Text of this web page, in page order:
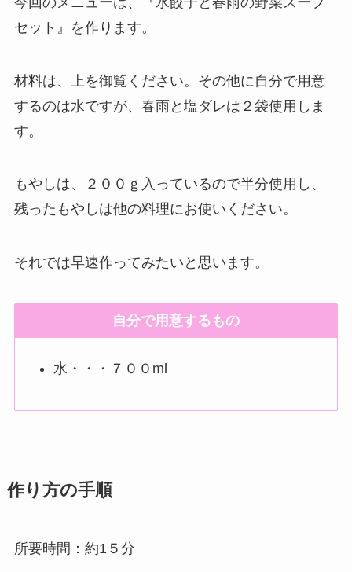
セット』を作ります。
材料は、上を御覧ください。その他に自分で用意
するのは水ですが、春雨と塩ダレは２袋使用しま
す。
もやしは、２００ｇ入っているので半分使用し、
残ったもやしは他の料理にお使いください。
それでは早速作ってみたいと思います。
自分で用意するもの
水・・・７００ml
作り方の手順
所要時間：約1５分